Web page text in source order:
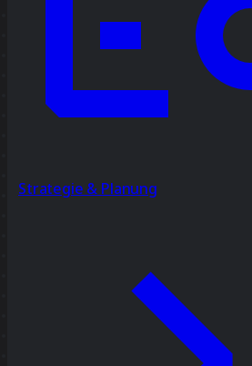
Strategie & Planung